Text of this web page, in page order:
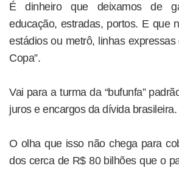
É dinheiro que deixamos de
educação, estradas, portos. E que
estádios ou metrô, linhas expressas
Copa”.
Vai para a turma da “bufunfa”
juros e encargos da dívida brasileira.
O olha que isso não chega para
dos cerca de R$ 80 bilhões que o